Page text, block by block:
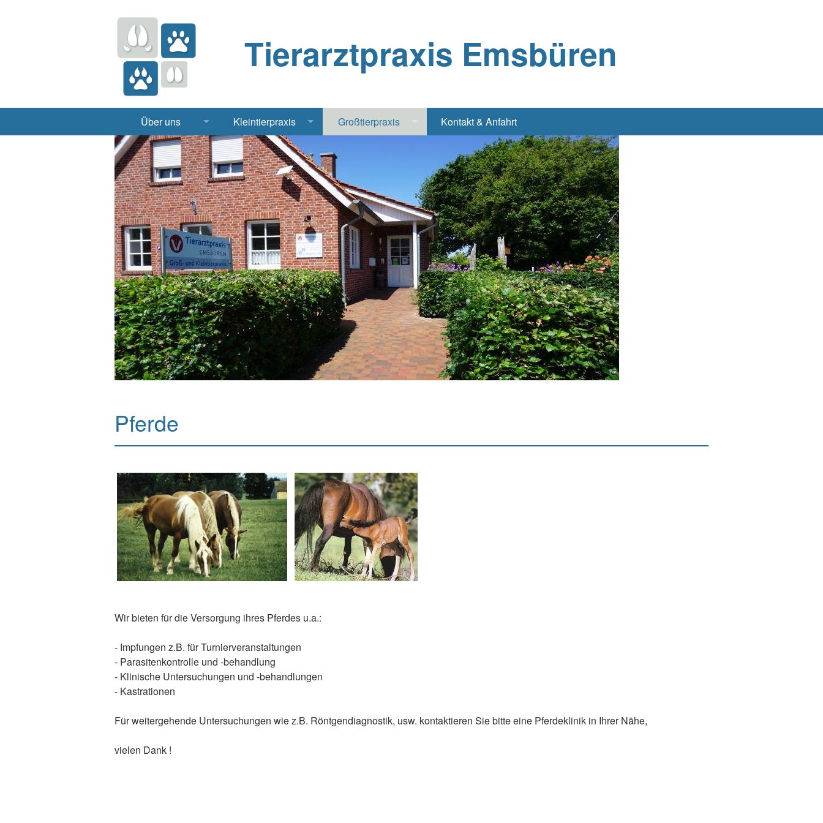
Tierarztpraxis Emsbüren
Über uns
Praxis
Apotheke
Labor
Notdienst
Jobs & Praktikum
Kleintierpraxis
Hund, Katze
Heimtiere
Röntgen Ultraschall Elektrochirurgie Narkose
Großtierpraxis
Bestandsbetreuung Schwein
Bestandsbetreuung Rind
Pferde
Geflügel, Tauben, Hühner
Kontakt & Anfahrt
Pferde
Wir bieten für die Versorgung ihres Pferdes u.a.:
- Impfungen z.B. für Turnierveranstaltungen
- Parasitenkontrolle und -behandlung
- Klinische Untersuchungen und -behandlungen
- Kastrationen
Für weitergehende Untersuchungen wie z.B. Röntgendiagnostik, usw. kontaktieren Sie bitte eine Pferdeklinik in Ihrer Nähe,
vielen Dank !